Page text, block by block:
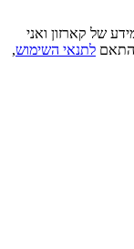
של קארזון ואני
לתנאי השימוש,